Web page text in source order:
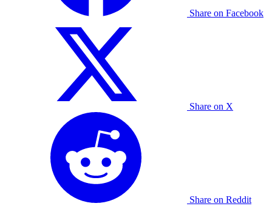
Share on Facebook
Share on X
Share on Reddit